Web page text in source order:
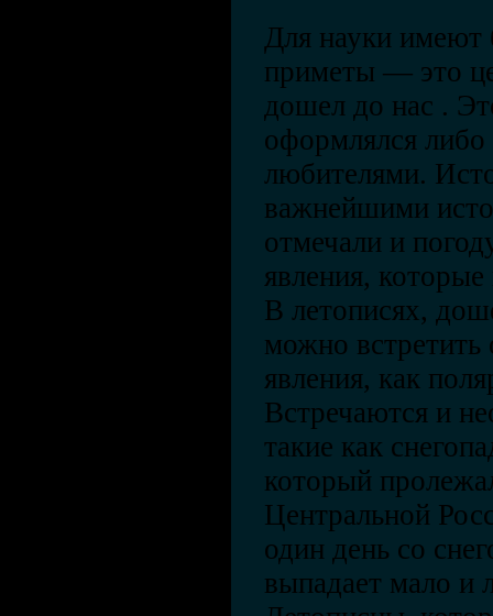
Для науки имеют
приметы — это
дошел до нас .
оформлялся
любителями.
важнейшими
отмечали и
явления,
В летописях,
можно встретить
явления, как
Встречаются и
такие как
который
Центральной
один день со
выпадает мало и